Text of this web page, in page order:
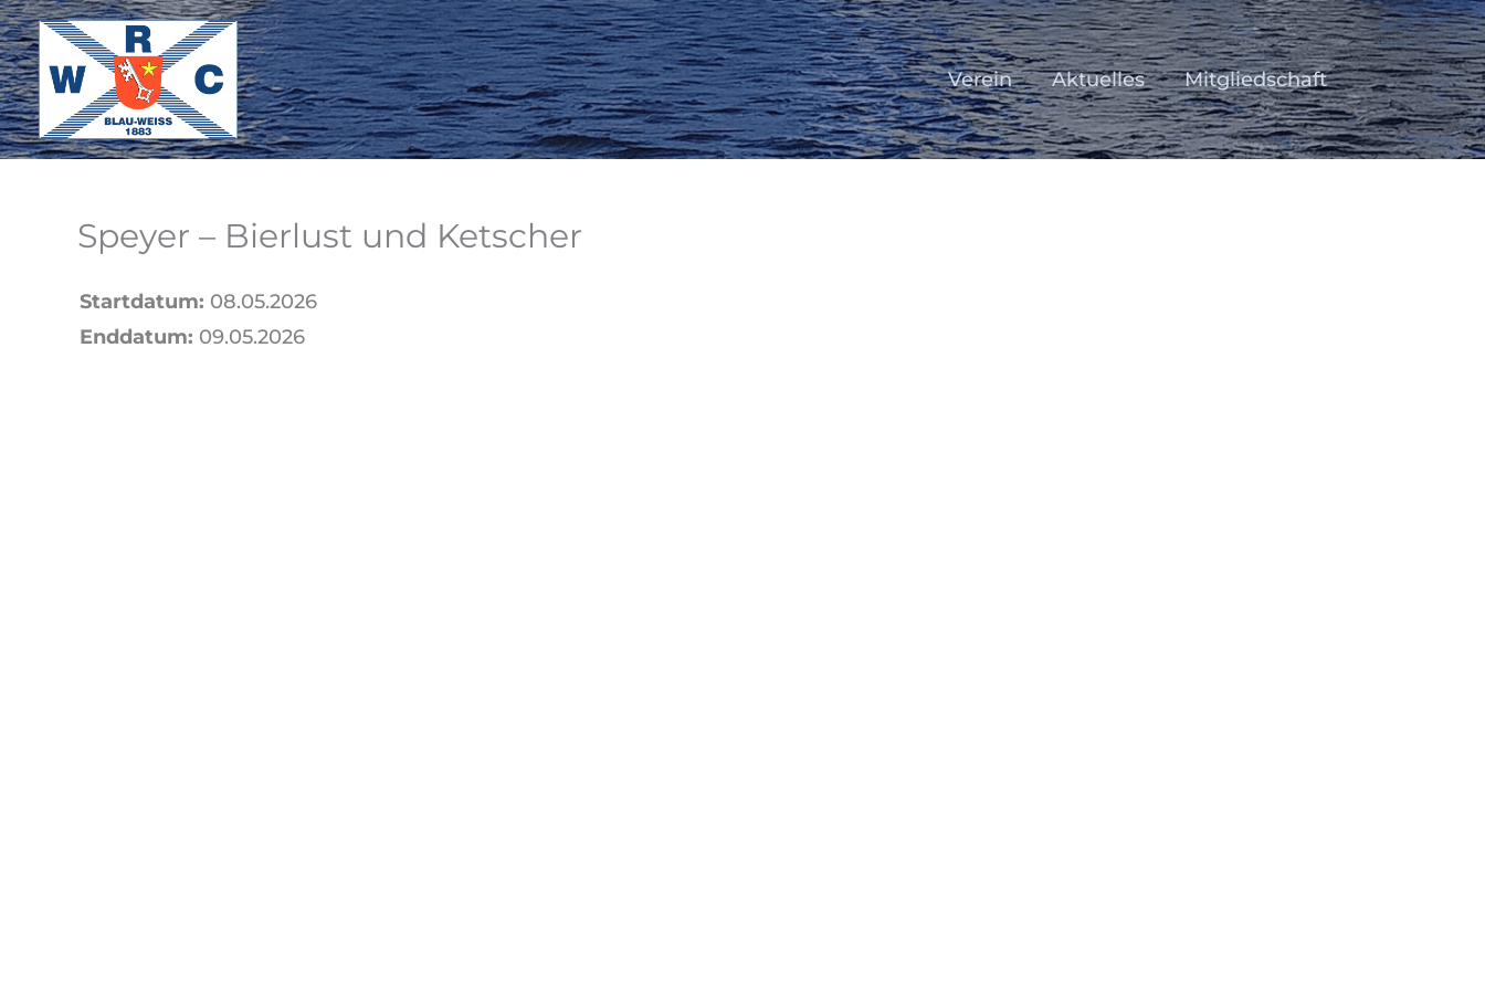
Zum
Inhalt
springen
Verein Aktuelles Mitgliedschaft
Speyer – Bierlust und Ketscher
Startdatum: 08.05.2026
Enddatum: 09.05.2026